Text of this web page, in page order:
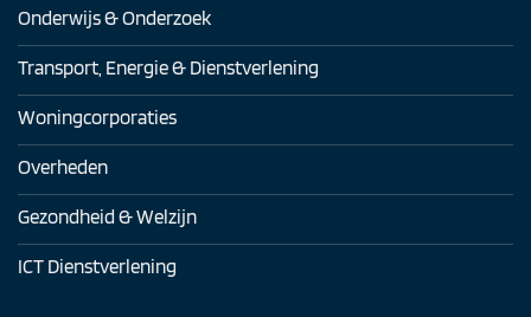
Onderwijs & Onderzoek
Transport, Energie & Dienstverlening
Woningcorporaties
Overheden
Gezondheid & Welzijn
ICT Dienstverlening